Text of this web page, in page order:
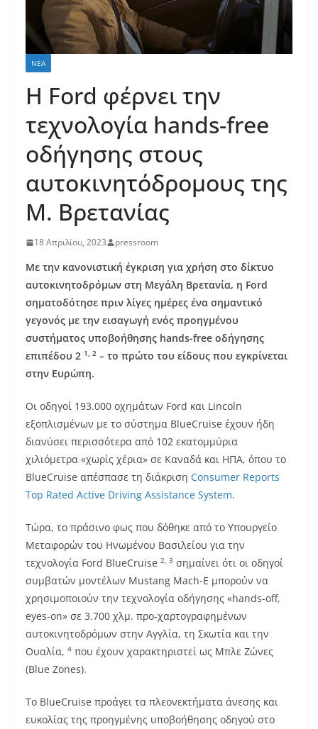
ΝΈΑ
Η Ford φέρνει την
τεχνολογία hands-free
οδήγησης στους
αυτοκινητόδρομους της
Μ. Βρετανίας
18 Απριλίου, 2023 pressroom
Με την κανονιστική έγκριση για χρήση στο δίκτυο
αυτοκινητοδρόμων στη Μεγάλη Βρετανία, η Ford
σηματοδότησε πριν λίγες ημέρες ένα σημαντικό
γεγονός με την εισαγωγή ενός προηγμένου
συστήματος υποβοήθησης hands-free οδήγησης
επιπέδου 2 1, 2 – το πρώτο του είδους που εγκρίνεται
στην Ευρώπη.
Οι οδηγοί 193.000 οχημάτων Ford και Lincoln
εξοπλισμένων με το σύστημα BlueCruise έχουν ήδη
διανύσει περισσότερα από 102 εκατομμύρια
χιλιόμετρα «χωρίς χέρια» σε Καναδά και ΗΠΑ, όπου το
BlueCruise απέσπασε τη διάκριση Consumer Reports
Top Rated Active Driving Assistance System.
Τώρα, το πράσινο φως που δόθηκε από το Υπουργείο
Μεταφορών του Ηνωμένου Βασιλείου για την
τεχνολογία Ford BlueCruise 2, 3 σημαίνει ότι οι οδηγοί
συμβατών μοντέλων Mustang Mach-E μπορούν να
χρησιμοποιούν την τεχνολογία οδήγησης «hands-off,
eyes-on» σε 3.700 χλμ. προ-χαρτογραφημένων
αυτοκινητοδρόμων στην Αγγλία, τη Σκωτία και την
Ουαλία, 4 που έχουν χαρακτηριστεί ως Μπλε Ζώνες
(Blue Zones).
Το BlueCruise προάγει τα πλεονεκτήματα άνεσης και
ευκολίας της προηγμένης υποβοήθησης οδηγού στο